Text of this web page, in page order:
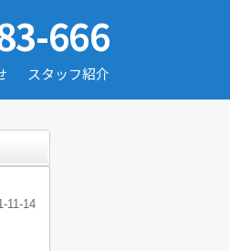
666
スタッフ紹介
11-14